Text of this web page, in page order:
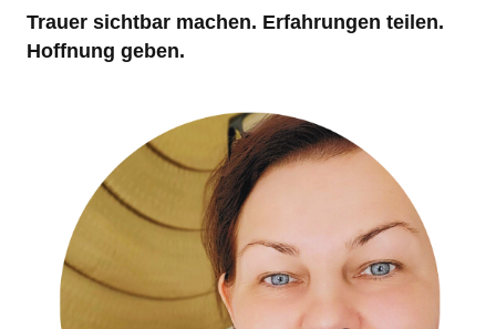
Trauer sichtbar machen. Erfahrungen teilen.
Hoffnung geben.